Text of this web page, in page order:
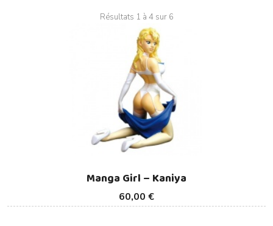
Résultats 1 à 4 sur 6
60,00 €
Manga Girl – Kaniya